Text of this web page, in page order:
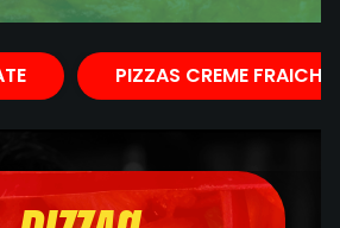
PIZZAS CREME FRAICHE